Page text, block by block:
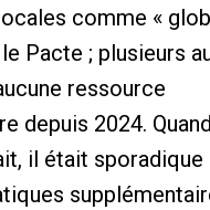
comme «
Pacte ; plusieurs
ressource
depuis 2024.
il était sporadique